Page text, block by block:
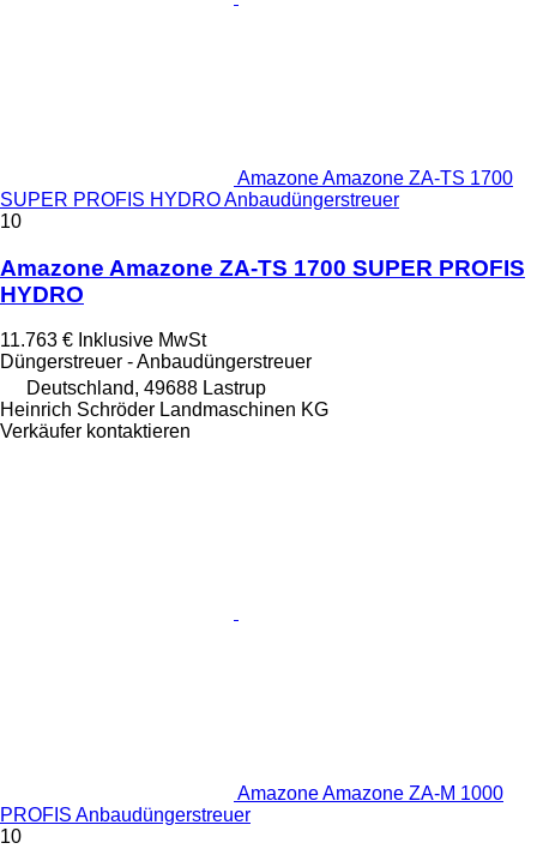
Amazone Amazone ZA-TS 1700
SUPER PROFIS HYDRO Anbaudüngerstreuer
10
Amazone Amazone ZA-TS 1700 SUPER PROFIS
HYDRO
11.763 € Inklusive MwSt
Düngerstreuer - Anbaudüngerstreuer
Deutschland, 49688 Lastrup
Heinrich Schröder Landmaschinen KG
Verkäufer kontaktieren
Amazone Amazone ZA-M 1000
PROFIS Anbaudüngerstreuer
10